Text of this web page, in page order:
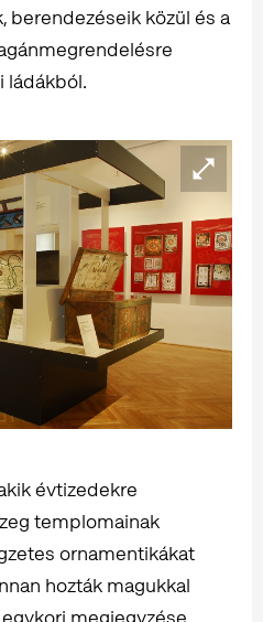
közül és a
ládákból.
évtizedekre
templomainak
ornamentikákat
hozták magukkal